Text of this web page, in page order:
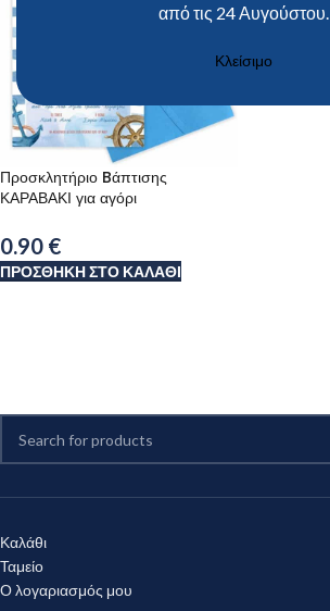
από τις 24 Αυγούστου.
Κλείσιμο
Προσκλητήριο Bάπτισης
ΚΑΡΑΒΑΚΙ για αγόρι
0.90 €
ΠΡΟΣΘΉΚΗ ΣΤΟ ΚΑΛΆΘΙ
Καλάθι
Ταμείο
Ο λογαριασμός μου